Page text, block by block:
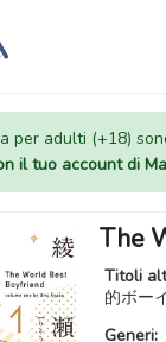
per adulti (+18)
il tuo account di
The
Titoli
的ボー
Generi: